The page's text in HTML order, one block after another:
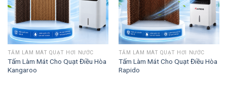
TẤM LÀM MÁT QUẠT HƠI NƯỚC
Tấm Làm Mát Cho Quạt Điều Hòa
Kangaroo
TẤM LÀM MÁT QUẠT HƠI NƯỚC
Tấm Làm Mát Cho Quạt Điều Hòa
Rapido